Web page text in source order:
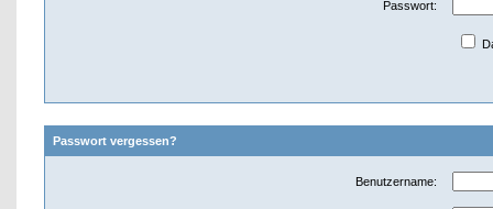
Passwort:
Passwort vergessen?
Benutzername: